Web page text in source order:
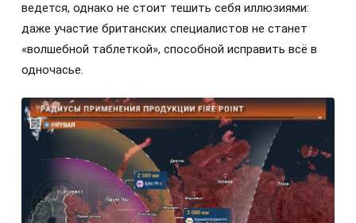
ведется, однако не стоит тешить себя иллюзиями:
даже участие британских специалистов не станет
«волшебной таблеткой», способной исправить всё в
одночасье.